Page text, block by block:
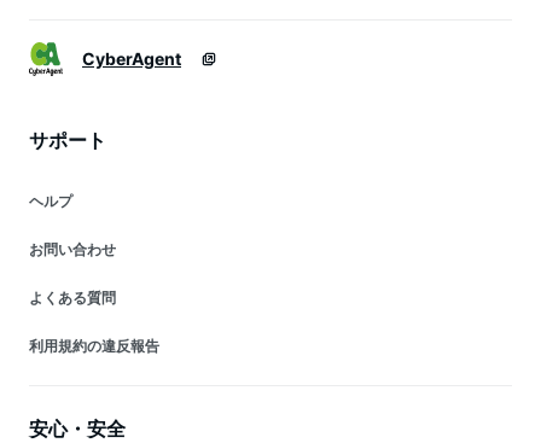
CyberAgent
サポート
ヘルプ
お問い合わせ
よくある質問
利用規約の違反報告
安心・安全